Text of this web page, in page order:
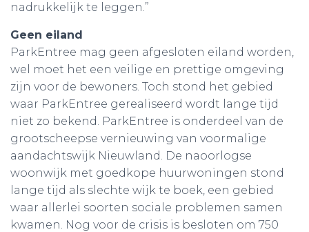
nadrukkelijk te leggen.”
Geen eiland
ParkEntree mag geen afgesloten eiland worden,
wel moet het een veilige en prettige omgeving
zijn voor de bewoners. Toch stond het gebied
waar ParkEntree gerealiseerd wordt lange tijd
niet zo bekend. ParkEntree is onderdeel van de
grootscheepse vernieuwing van voormalige
aandachtswijk Nieuwland. De naoorlogse
woonwijk met goedkope huurwoningen stond
lange tijd als slechte wijk te boek, een gebied
waar allerlei soorten sociale problemen samen
kwamen. Nog voor de crisis is besloten om 750